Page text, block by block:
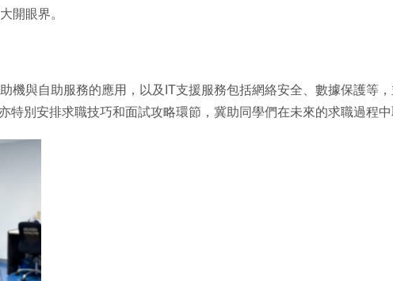
開眼界。
機與自助服務的應用，以及IT支援服務包括網絡安全、數據保護等
別安排求職技巧和面試攻略環節，冀助同學們在未來的求職過程中